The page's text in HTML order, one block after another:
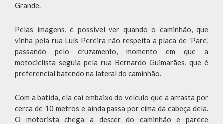
Grande.
Pelas imagens, é possível ver quando o caminhão, que
vinha pela rua Luís Pereira não respeita a placa de 'Pare',
passando pelo cruzamento, momento em que a
motociclista seguia pela rua Bernardo Guimarães, que é
preferencial batendo na lateral do caminhão.
Com a batida, ela cai embaixo do veículo que a arrasta por
cerca de 10 metros e ainda passa por cima da cabeça dela.
O motorista chega a descer do caminhão e parece